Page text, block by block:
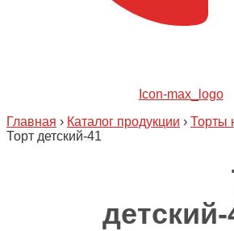
Icon-max_logo
Главная › Каталог продукции › Торты
Торт детский-41
детский-